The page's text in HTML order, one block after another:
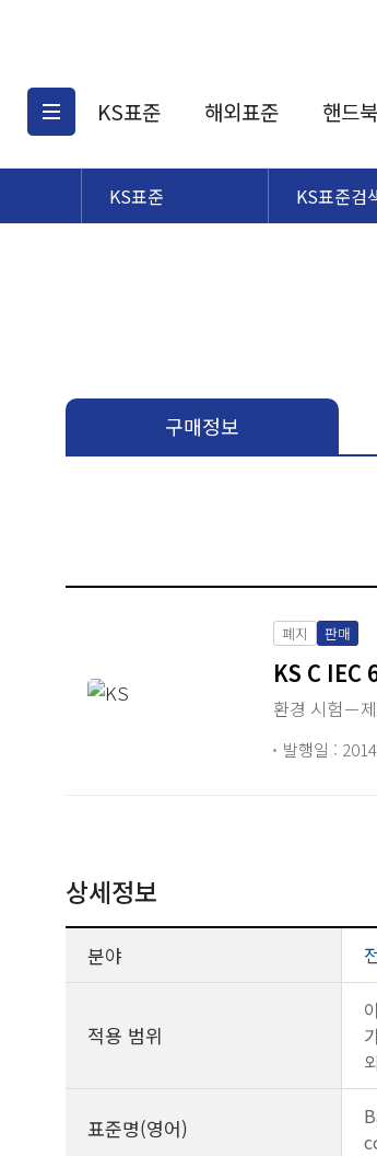
KS표준
KS표준검색
해외표준
해외표준검색
핸드북
KS표준 KS표준검
구매정보
폐지 판매
KS C IEC
환경 시험－
발행일 :
상세정보
분야
적용 범위
표준명(영어)